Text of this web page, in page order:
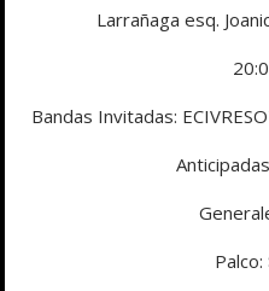
Larrañaga esq.
Bandas Invitadas: